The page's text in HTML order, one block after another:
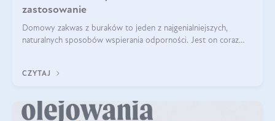
zastosowanie
Domowy zakwas z buraków to jeden z najgenialniejszych,
naturalnych sposobów wspierania odporności. Jest on coraz
CZYTAJ